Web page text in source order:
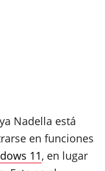
Nadella está
en funciones
11, en lugar